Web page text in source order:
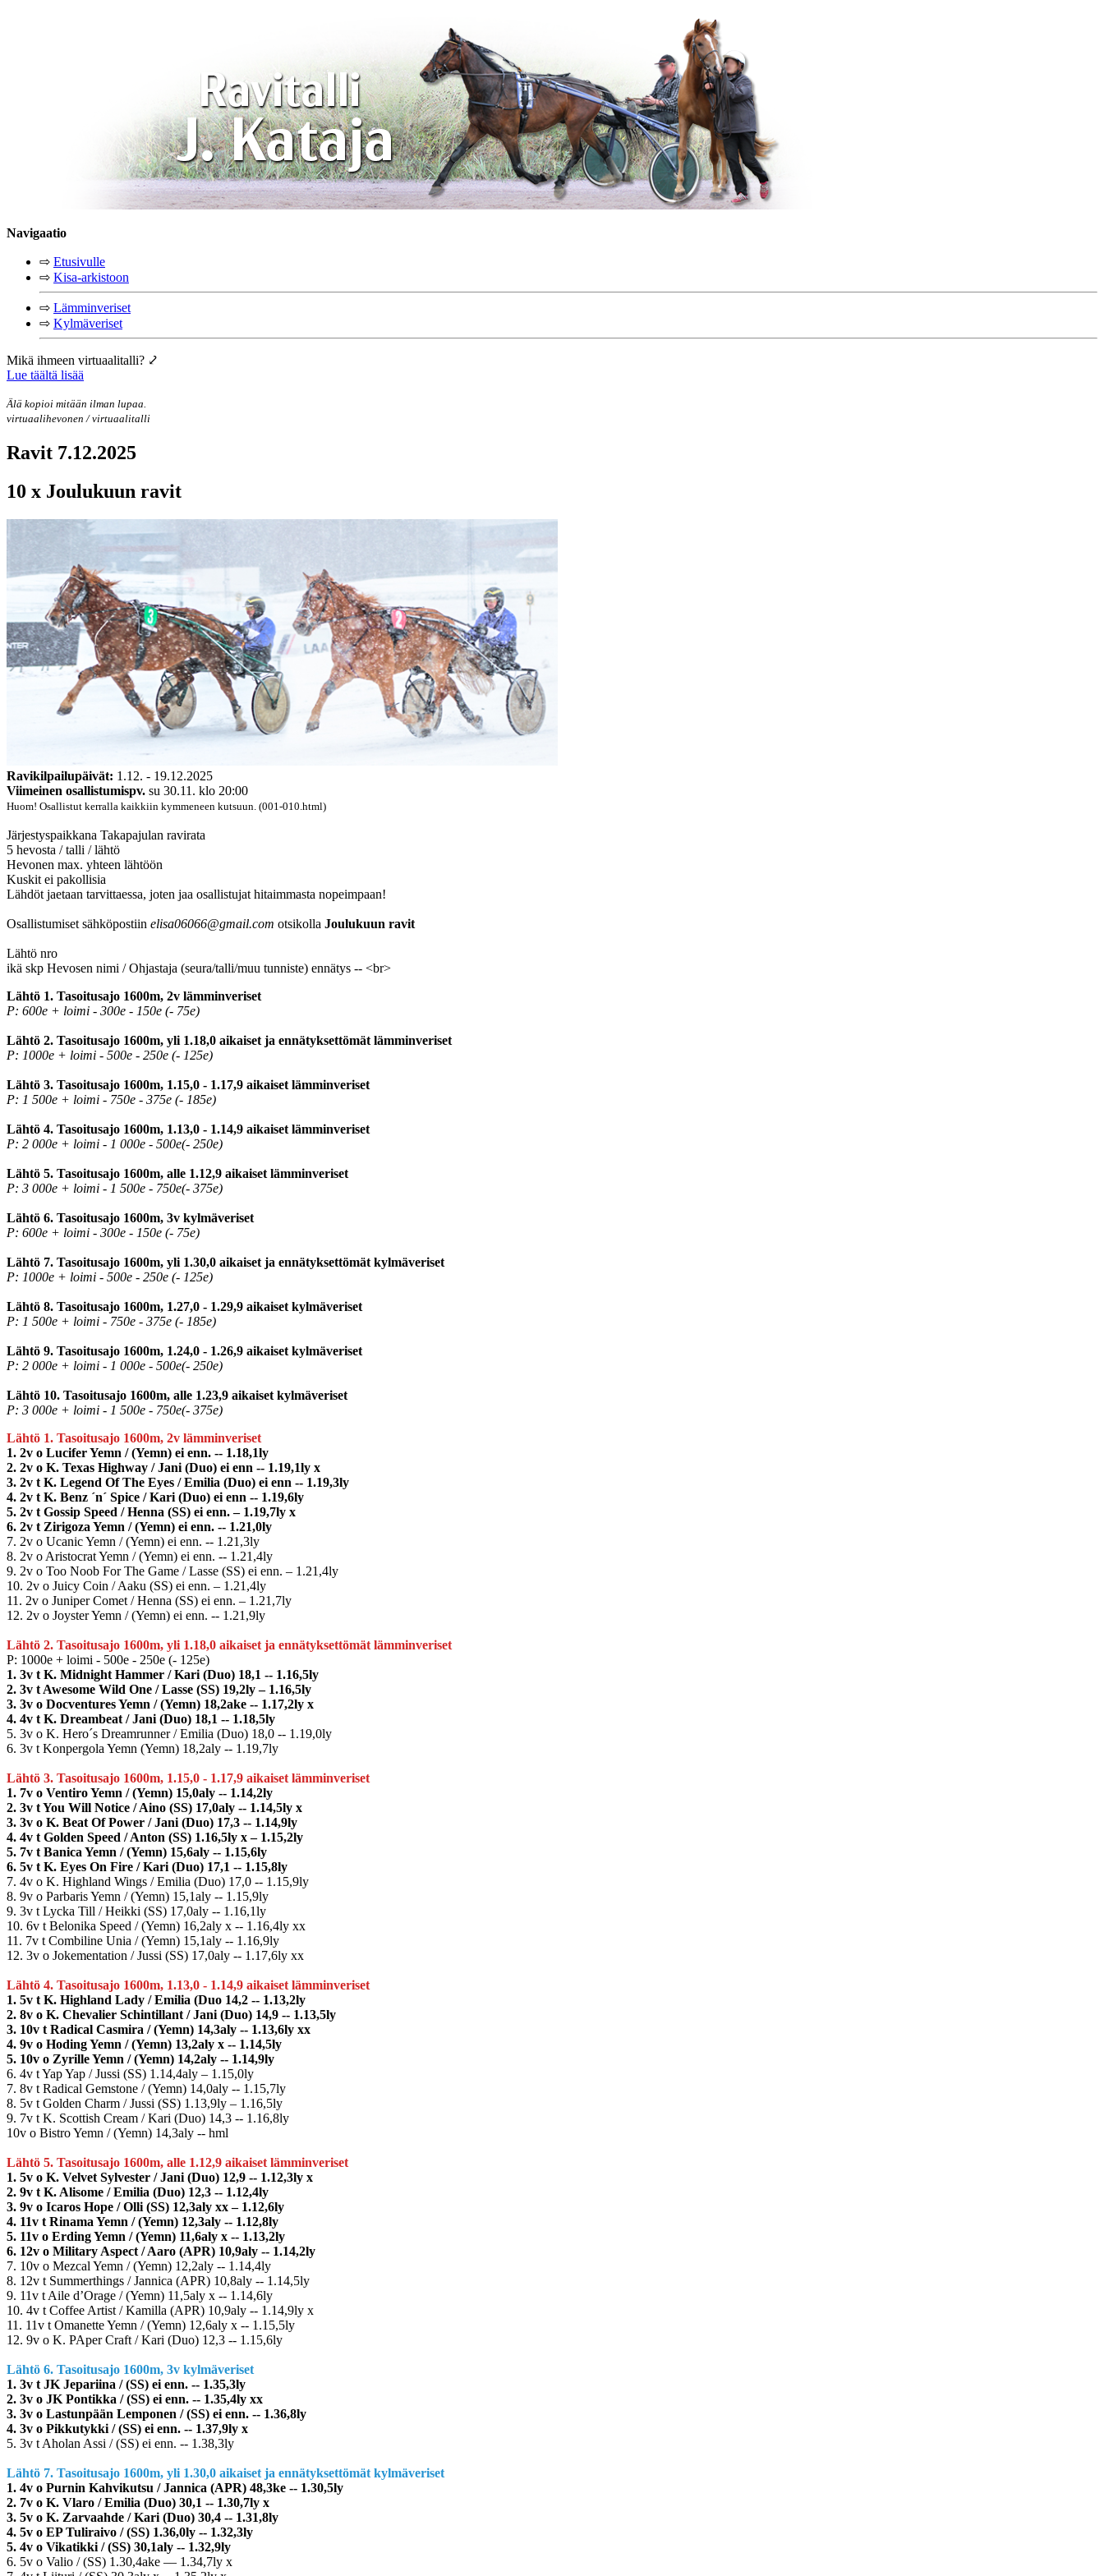
Navigaatio
⇨ Etusivulle
⇨ Kisa-arkistoon
⇨ Lämminveriset
⇨ Kylmäveriset
Mikä ihmeen virtuaalitalli? ⤦
Lue täältä lisää
Älä kopioi mitään ilman lupaa.
virtuaalihevonen / virtuaalitalli
Ravit 7.12.2025
10 x Joulukuun ravit
Ravikilpailupäivät: 1.12. - 19.12.2025
Viimeinen osallistumispv. su 30.11. klo 20:00
Huom! Osallistut kerralla kaikkiin kymmeneen kutsuun. (001-010.html)
Järjestyspaikkana Takapajulan ravirata
5 hevosta / talli / lähtö
Hevonen max. yhteen lähtöön
Kuskit ei pakollisia
Lähdöt jaetaan tarvittaessa, joten jaa osallistujat hitaimmasta nopeimpaan!
Osallistumiset sähköpostiin elisa06066@gmail.com otsikolla Joulukuun ravit
Lähtö nro
ikä skp Hevosen nimi / Ohjastaja (seura/talli/muu tunniste) ennätys -- <br>
Lähtö 1. Tasoitusajo 1600m, 2v lämminveriset
P: 600e + loimi - 300e - 150e (- 75e)
Lähtö 2. Tasoitusajo 1600m, yli 1.18,0 aikaiset ja ennätyksettömät lämminveriset
P: 1000e + loimi - 500e - 250e (- 125e)
Lähtö 3. Tasoitusajo 1600m, 1.15,0 - 1.17,9 aikaiset lämminveriset
P: 1 500e + loimi - 750e - 375e (- 185e)
Lähtö 4. Tasoitusajo 1600m, 1.13,0 - 1.14,9 aikaiset lämminveriset
P: 2 000e + loimi - 1 000e - 500e(- 250e)
Lähtö 5. Tasoitusajo 1600m, alle 1.12,9 aikaiset lämminveriset
P: 3 000e + loimi - 1 500e - 750e(- 375e)
Lähtö 6. Tasoitusajo 1600m, 3v kylmäveriset
P: 600e + loimi - 300e - 150e (- 75e)
Lähtö 7. Tasoitusajo 1600m, yli 1.30,0 aikaiset ja ennätyksettömät kylmäveriset
P: 1000e + loimi - 500e - 250e (- 125e)
Lähtö 8. Tasoitusajo 1600m, 1.27,0 - 1.29,9 aikaiset kylmäveriset
P: 1 500e + loimi - 750e - 375e (- 185e)
Lähtö 9. Tasoitusajo 1600m, 1.24,0 - 1.26,9 aikaiset kylmäveriset
P: 2 000e + loimi - 1 000e - 500e(- 250e)
Lähtö 10. Tasoitusajo 1600m, alle 1.23,9 aikaiset kylmäveriset
P: 3 000e + loimi - 1 500e - 750e(- 375e)
Lähtö 1. Tasoitusajo 1600m, 2v lämminveriset
1. 2v o Lucifer Yemn / (Yemn) ei enn. -- 1.18,1ly
2. 2v o K. Texas Highway / Jani (Duo) ei enn -- 1.19,1ly x
3. 2v t K. Legend Of The Eyes / Emilia (Duo) ei enn -- 1.19,3ly
4. 2v t K. Benz ´n´ Spice / Kari (Duo) ei enn -- 1.19,6ly
5. 2v t Gossip Speed / Henna (SS) ei enn. – 1.19,7ly x
6. 2v t Zirigoza Yemn / (Yemn) ei enn. -- 1.21,0ly
7. 2v o Ucanic Yemn / (Yemn) ei enn. -- 1.21,3ly
8. 2v o Aristocrat Yemn / (Yemn) ei enn. -- 1.21,4ly
9. 2v o Too Noob For The Game / Lasse (SS) ei enn. – 1.21,4ly
10. 2v o Juicy Coin / Aaku (SS) ei enn. – 1.21,4ly
11. 2v o Juniper Comet / Henna (SS) ei enn. – 1.21,7ly
12. 2v o Joyster Yemn / (Yemn) ei enn. -- 1.21,9ly
Lähtö 2. Tasoitusajo 1600m, yli 1.18,0 aikaiset ja ennätyksettömät lämminveriset
P: 1000e + loimi - 500e - 250e (- 125e)
1. 3v t K. Midnight Hammer / Kari (Duo) 18,1 -- 1.16,5ly
2. 3v t Awesome Wild One / Lasse (SS) 19,2ly – 1.16,5ly
3. 3v o Docventures Yemn / (Yemn) 18,2ake -- 1.17,2ly x
4. 4v t K. Dreambeat / Jani (Duo) 18,1 -- 1.18,5ly
5. 3v o K. Hero´s Dreamrunner / Emilia (Duo) 18,0 -- 1.19,0ly
6. 3v t Konpergola Yemn (Yemn) 18,2aly -- 1.19,7ly
Lähtö 3. Tasoitusajo 1600m, 1.15,0 - 1.17,9 aikaiset lämminveriset
1. 7v o Ventiro Yemn / (Yemn) 15,0aly -- 1.14,2ly
2. 3v t You Will Notice / Aino (SS) 17,0aly -- 1.14,5ly x
3. 3v o K. Beat Of Power / Jani (Duo) 17,3 -- 1.14,9ly
4. 4v t Golden Speed / Anton (SS) 1.16,5ly x – 1.15,2ly
5. 7v t Banica Yemn / (Yemn) 15,6aly -- 1.15,6ly
6. 5v t K. Eyes On Fire / Kari (Duo) 17,1 -- 1.15,8ly
7. 4v o K. Highland Wings / Emilia (Duo) 17,0 -- 1.15,9ly
8. 9v o Parbaris Yemn / (Yemn) 15,1aly -- 1.15,9ly
9. 3v t Lycka Till / Heikki (SS) 17,0aly -- 1.16,1ly
10. 6v t Belonika Speed / (Yemn) 16,2aly x -- 1.16,4ly xx
11. 7v t Combiline Unia / (Yemn) 15,1aly -- 1.16,9ly
12. 3v o Jokementation / Jussi (SS) 17,0aly -- 1.17,6ly xx
Lähtö 4. Tasoitusajo 1600m, 1.13,0 - 1.14,9 aikaiset lämminveriset
1. 5v t K. Highland Lady / Emilia (Duo 14,2 -- 1.13,2ly
2. 8v o K. Chevalier Schintillant / Jani (Duo) 14,9 -- 1.13,5ly
3. 10v t Radical Casmira / (Yemn) 14,3aly -- 1.13,6ly xx
4. 9v o Hoding Yemn / (Yemn) 13,2aly x -- 1.14,5ly
5. 10v o Zyrille Yemn / (Yemn) 14,2aly -- 1.14,9ly
6. 4v t Yap Yap / Jussi (SS) 1.14,4aly – 1.15,0ly
7. 8v t Radical Gemstone / (Yemn) 14,0aly -- 1.15,7ly
8. 5v t Golden Charm / Jussi (SS) 1.13,9ly – 1.16,5ly
9. 7v t K. Scottish Cream / Kari (Duo) 14,3 -- 1.16,8ly
10v o Bistro Yemn / (Yemn) 14,3aly -- hml
Lähtö 5. Tasoitusajo 1600m, alle 1.12,9 aikaiset lämminveriset
1. 5v o K. Velvet Sylvester / Jani (Duo) 12,9 -- 1.12,3ly x
2. 9v t K. Alisome / Emilia (Duo) 12,3 -- 1.12,4ly
3. 9v o Icaros Hope / Olli (SS) 12,3aly xx – 1.12,6ly
4. 11v t Rinama Yemn / (Yemn) 12,3aly -- 1.12,8ly
5. 11v o Erding Yemn / (Yemn) 11,6aly x -- 1.13,2ly
6. 12v o Military Aspect / Aaro (APR) 10,9aly -- 1.14,2ly
7. 10v o Mezcal Yemn / (Yemn) 12,2aly -- 1.14,4ly
8. 12v t Summerthings / Jannica (APR) 10,8aly -- 1.14,5ly
9. 11v t Aile d’Orage / (Yemn) 11,5aly x -- 1.14,6ly
10. 4v t Coffee Artist / Kamilla (APR) 10,9aly -- 1.14,9ly x
11. 11v t Omanette Yemn / (Yemn) 12,6aly x -- 1.15,5ly
12. 9v o K. PAper Craft / Kari (Duo) 12,3 -- 1.15,6ly
Lähtö 6. Tasoitusajo 1600m, 3v kylmäveriset
1. 3v t JK Jepariina / (SS) ei enn. -- 1.35,3ly
2. 3v o JK Pontikka / (SS) ei enn. -- 1.35,4ly xx
3. 3v o Lastunpään Lemponen / (SS) ei enn. -- 1.36,8ly
4. 3v o Pikkutykki / (SS) ei enn. -- 1.37,9ly x
5. 3v t Aholan Assi / (SS) ei enn. -- 1.38,3ly
Lähtö 7. Tasoitusajo 1600m, yli 1.30,0 aikaiset ja ennätyksettömät kylmäveriset
1. 4v o Purnin Kahvikutsu / Jannica (APR) 48,3ke -- 1.30,5ly
2. 7v o K. Vlaro / Emilia (Duo) 30,1 -- 1.30,7ly x
3. 5v o K. Zarvaahde / Kari (Duo) 30,4 -- 1.31,8ly
4. 5v o EP Tuliraivo / (SS) 1.36,0ly -- 1.32,3ly
5. 4v o Vikatikki / (SS) 30,1aly -- 1.32,9ly
6. 5v o Valio / (SS) 1.30,4ake –– 1.34,7ly x